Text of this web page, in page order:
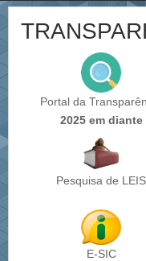
Portal da
2025 em diante
Pesquisa de LEIS
E-SIC